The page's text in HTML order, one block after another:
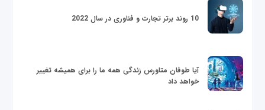
10 روند برتر تجارت و فناوری در سال 2022
آیا طوفان متاورس زندگی همه ما را برای همیشه تغییر
خواهد داد